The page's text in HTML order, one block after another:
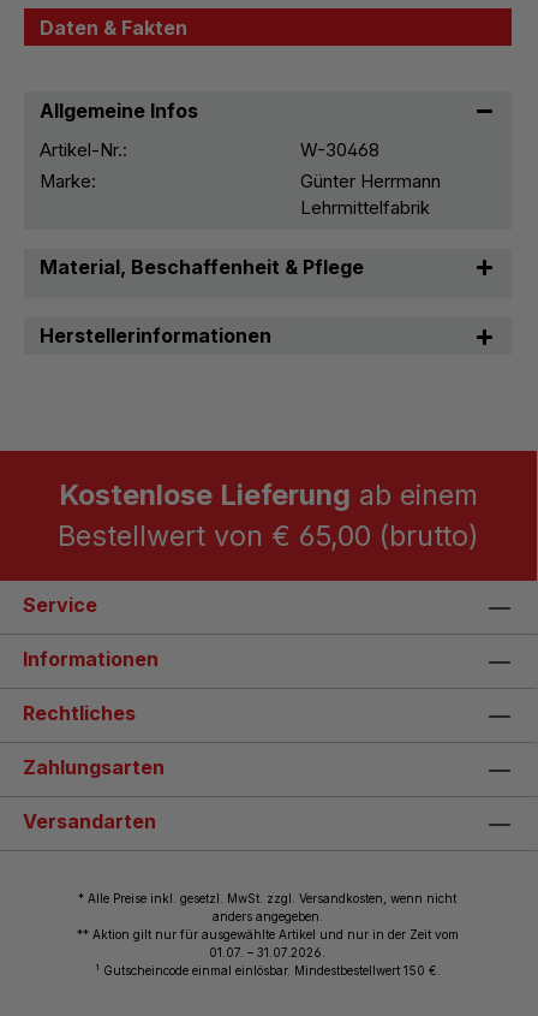
Daten & Fakten
Allgemeine Infos
Artikel-Nr.:
W-30468
Marke:
Günter Herrmann
Lehrmittelfabrik
Material, Beschaffenheit & Pflege
Herstellerinformationen
Kostenlose Lieferung ab einem
Bestellwert von € 65,00 (brutto)
Service
Informationen
Rechtliches
Zahlungsarten
Versandarten
* Alle Preise inkl. gesetzl. MwSt. zzgl. Versandkosten, wenn nicht
anders angegeben.
** Aktion gilt nur für ausgewählte Artikel und nur in der Zeit vom
01.07. – 31.07.2026.
1 Gutscheincode einmal einlösbar. Mindestbestellwert 150 €.